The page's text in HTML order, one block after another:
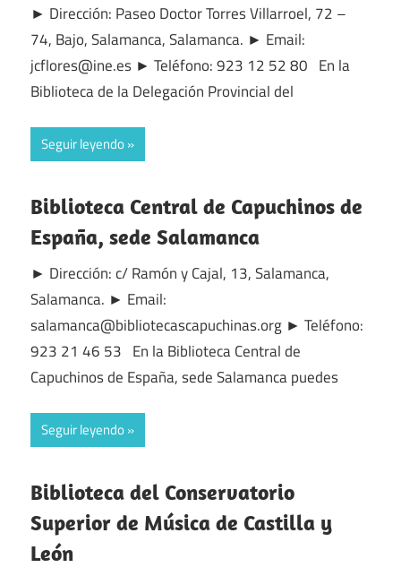
► Dirección: Paseo Doctor Torres Villarroel, 72 –
74, Bajo, Salamanca, Salamanca. ► Email:
jcflores@ine.es ► Teléfono: 923 12 52 80 En la
Biblioteca de la Delegación Provincial del
Seguir leyendo
Biblioteca Central de Capuchinos de
España, sede Salamanca
► Dirección: c/ Ramón y Cajal, 13, Salamanca,
Salamanca. ► Email:
salamanca@bibliotecascapuchinas.org ► Teléfono:
923 21 46 53 En la Biblioteca Central de
Capuchinos de España, sede Salamanca puedes
Seguir leyendo
Biblioteca del Conservatorio
Superior de Música de Castilla y
León